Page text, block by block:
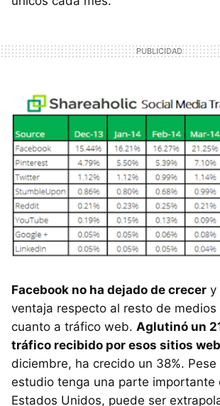
Facebook no ha dejado de crecer y
ventaja respecto al resto de medios
cuanto a tráfico web. Aglutinó un
tráfico recibido por esos sitios web
diciembre, ha crecido un 38%. Pese
estudio tenga una parte importante
Estados Unidos, puede ser